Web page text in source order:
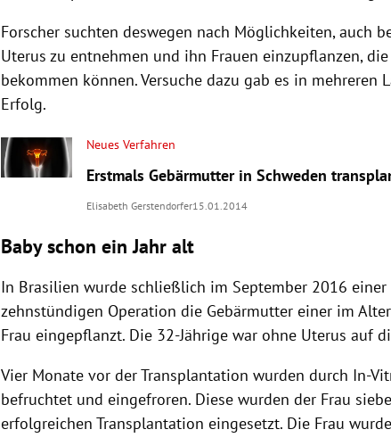
Forscher suchten deswegen nach Möglichkeiten, auch
Uterus zu entnehmen und ihn Frauen einzupflanzen,
bekommen können. Versuche dazu gab es in mehreren
Erfolg.
Neues Verfahren
Erstmals Gebärmutter in Schweden
Elisabeth Gerstendorfer15.01.2014
Baby schon ein Jahr alt
In Brasilien wurde schließlich im September 2016
zehnstündigen Operation die Gebärmutter einer im
Frau eingepflanzt. Die 32-Jährige war ohne Uterus auf
Vier Monate vor der Transplantation wurden durch In-
befruchtet und eingefroren. Diese wurden der Frau
erfolgreichen Transplantation eingesetzt. Die Frau